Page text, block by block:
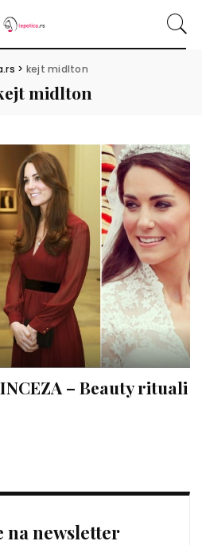
> kejt midlton
midlton
– Beauty rituali
na newsletter